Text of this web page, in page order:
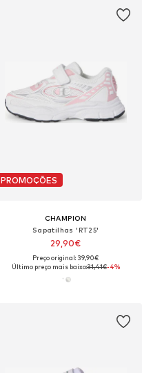
PROMOÇÕES
CHAMPION
Sapatilhas 'RT25'
29,90€
Preço original: 39,90€
Último preço mais baixo:31,41€-4%